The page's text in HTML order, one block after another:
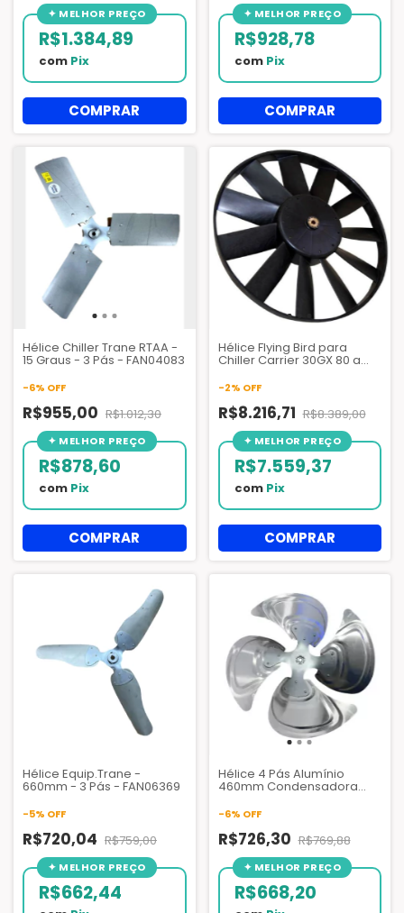
R$1.384,89
com Pix
R$928,78
com Pix
Hélice Chiller Trane RTAA -
15 Graus - 3 Pás - FAN04083
-6% OFF
R$955,00 R$1.012,30
R$878,60
com Pix
Hélice Flying Bird para
Chiller Carrier 30GX 80 a
-2% OFF
R$8.216,71 R$8.389,00
R$7.559,37
com Pix
Hélice Equip.Trane -
660mm - 3 Pás - FAN06369
-5% OFF
R$720,04 R$759,00
R$662,44
Hélice 4 Pás Alumínio
460mm Condensadora
-6% OFF
R$726,30 R$769,88
R$668,20